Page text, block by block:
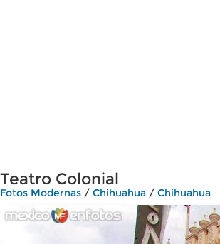
Teatro Colonial
Fotos Modernas / Chihuahua / Chihuahua